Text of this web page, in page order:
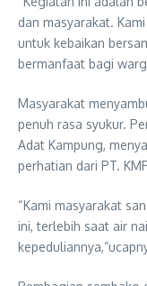
dan masyarakat.
untuk kebaikan
bermanfaat bagi
Masyarakat
penuh rasa syukur.
Adat Kampung,
perhatian dari PT.
“Kami masyarakat
ini, terlebih saat air